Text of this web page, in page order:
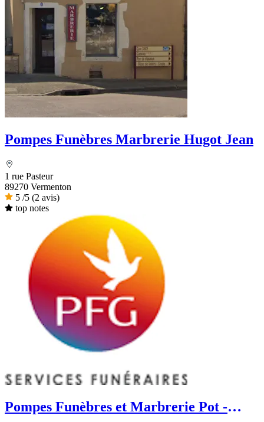
Pompes Funèbres Marbrerie Hugot Jean
1 rue Pasteur
89270 Vermenton
5 /5 (2 avis)
top notes
Pompes Funèbres et Marbrerie Pot -